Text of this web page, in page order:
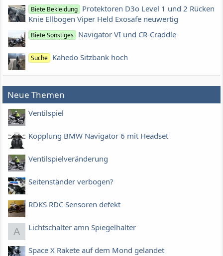
Biete Bekleidung Protektoren D3o Level 1 und 2 Rücken
Knie Ellbogen Viper Held Exosafe neuwertig
Biete Sonstiges Navigator VI und CR-Craddle
Suche Kahedo Sitzbank hoch
Neue Themen
Ventilspiel
Kopplung BMW Navigator 6 mit Headset
Ventilspielveränderung
Seitenständer verbogen?
RDKS RDC Sensoren defekt
A Lichtschalter amn Spiegelhalter
Space X Rakete auf dem Mond gelandet